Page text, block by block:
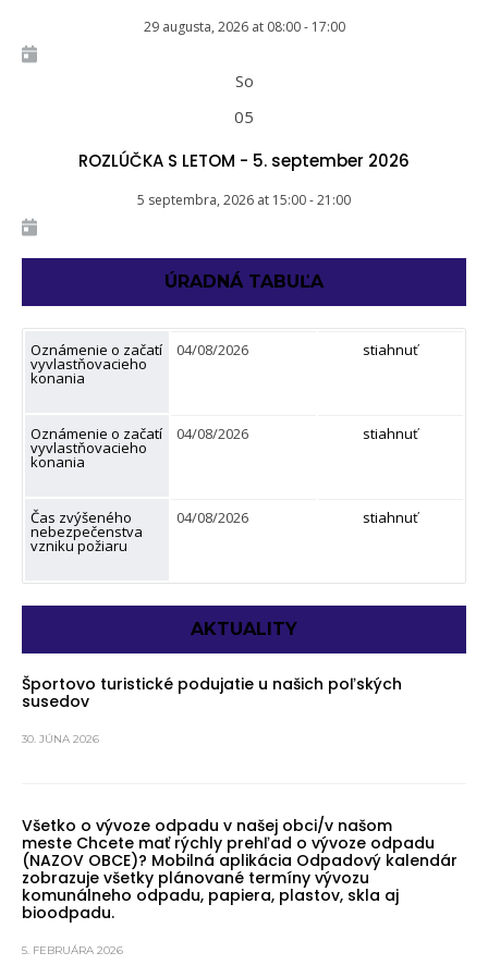
29 augusta, 2026 at 08:00- 17:00
So
05
ROZLÚČKA S LETOM - 5. september 2026
5 septembra, 2026 at 15:00-21:00
ÚRADNÁ TABUĽA
Oznámenie o začatí
vyvlastňovacieho
konania
04/08/2026 stiahnuť
Oznámenie o začatí
vyvlastňovacieho
konania
04/08/2026 stiahnuť
Čas zvýšeného
nebezpečenstva
vzniku požiaru
04/08/2026 stiahnuť
AKTUALITY
Športovo turistické podujatie u našich poľských
susedov
30. JÚNA 2026
Všetko o vývoze odpadu v našej obci/v našom
meste Chcete mať rýchly prehľad o vývoze odpadu
(NAZOV OBCE)? Mobilná aplikácia Odpadový kalendár
zobrazuje všetky plánované termíny vývozu
komunálneho odpadu, papiera, plastov, skla aj
bioodpadu.
5. FEBRUÁRA 2026